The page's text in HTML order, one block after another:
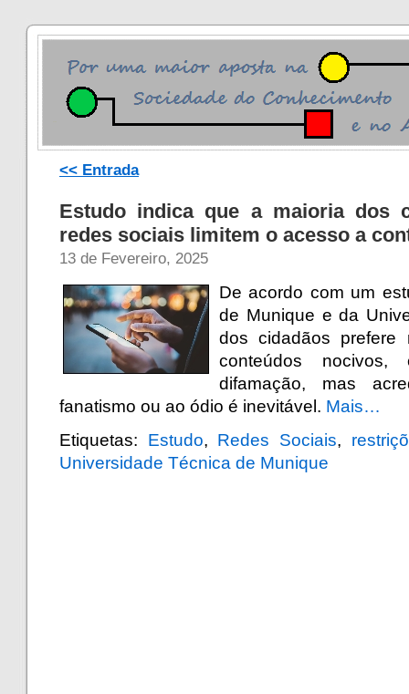
<< Entrada
Estudo indica que a maioria dos
redes sociais limitem o acesso a
13 de Fevereiro, 2025
De acordo com um
de Munique e da
dos cidadãos prefere
conteúdos
difamação, mas
fanatismo ou ao ódio é inevitável. Mais…
Etiquetas: Estudo, Redes Sociais,
Universidade Técnica de Munique